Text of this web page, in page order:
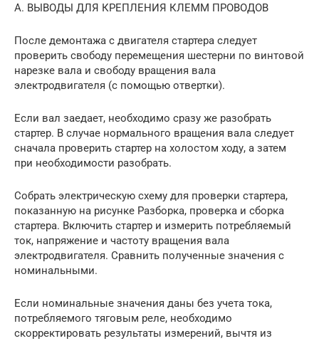
А. ВЫВОДЫ ДЛЯ КРЕПЛЕНИЯ КЛЕММ ПРОВОДОВ
После демонтажа с двигателя стартера следует
проверить свободу перемещения шестерни по винтовой
нарезке вала и свободу вращения вала
электродвигателя (с помощью отвертки).
Если вал заедает, необходимо сразу же разобрать
стартер. В случае нормального вращения вала следует
сначала проверить стартер на холостом ходу, а затем
при необходимости разобрать.
Собрать электрическую схему для проверки стартера,
показанную на рисунке Разборка, проверка и сборка
стартера. Включить стартер и измерить потребляемый
ток, напряжение и частоту вращения вала
электродвигателя. Сравнить полученные значения с
номинальными.
Если номинальные значения даны без учета тока,
потребляемого тяговым реле, необходимо
скорректировать результаты измерений, вычтя из